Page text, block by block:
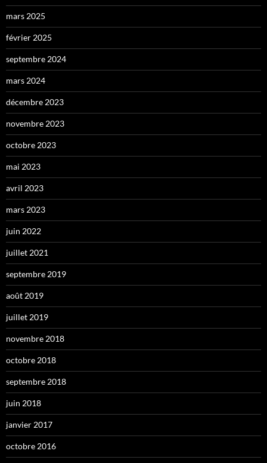
mars 2025
février 2025
septembre 2024
mars 2024
décembre 2023
novembre 2023
octobre 2023
mai 2023
avril 2023
mars 2023
juin 2022
juillet 2021
septembre 2019
août 2019
juillet 2019
novembre 2018
octobre 2018
septembre 2018
juin 2018
janvier 2017
octobre 2016